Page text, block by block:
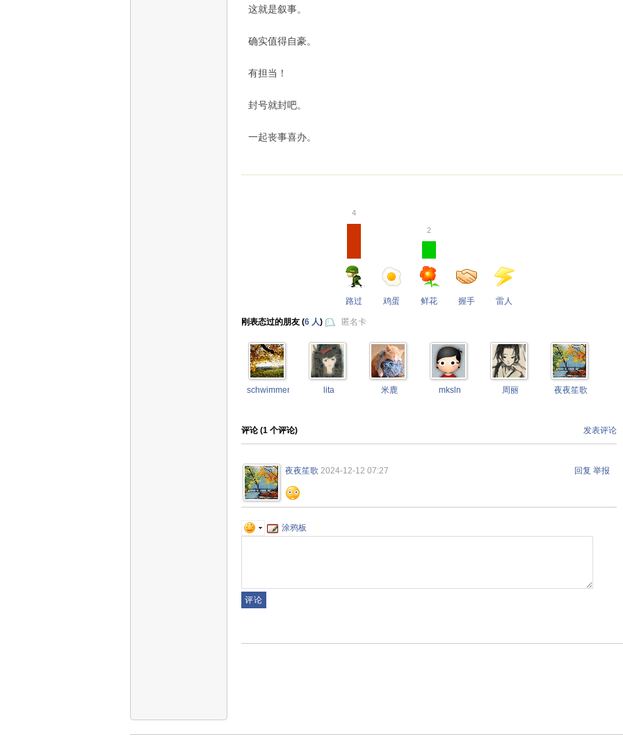
这就是叙事。
确实值得自豪。
有担当！
封号就封吧。
一起丧事喜办。
4
路过 鸡蛋
2
鲜花 握手 雷人
刚表态过的朋友 (6 人) 匿名卡
schwimmengool lita 米鹿 mksln 周丽 夜夜笙歌
发表评论
评论 (1 个评论)
回复 举报
夜夜笙歌 2024-12-12 07:27
涂鸦板